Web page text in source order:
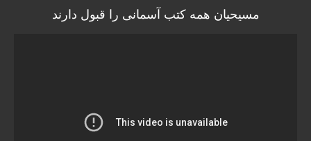
مسیحیان همه کتب آسمانی را قبول دارند